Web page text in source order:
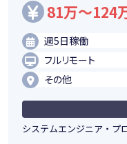
81万～124
週5日稼働
フルリモート
その他
システムエンジニア・プ